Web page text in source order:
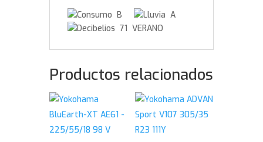
B
A
71 VERANO
Productos relacionados